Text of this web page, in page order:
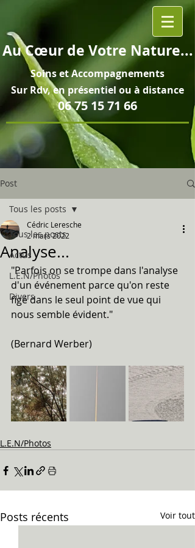
AuCœurde Votre Nature...
Soins etAccompagnements
Sur Rdv, en présentiel ou à distance
06 75 15 71 66
Post
Tous les posts
Actus
L.E.N/Photos
Divers
Tous les posts
Analyse...
Cédric Leresche
2 mars 2022
"Parfois on se trompe dans l'analyse
d'un événement parce qu'on reste
figé dans le seul point de vue qui
nous semble évident."
(Bernard Werber)
L.E.N/Photos
Posts récents Voir tout